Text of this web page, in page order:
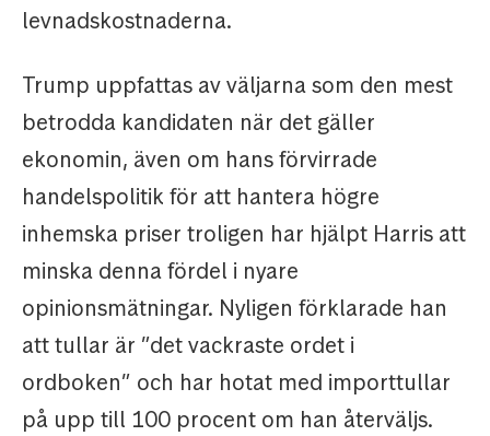
levnadskostnaderna.
Trump uppfattas av väljarna som den mest
betrodda kandidaten när det gäller
ekonomin, även om hans förvirrade
handelspolitik för att hantera högre
inhemska priser troligen har hjälpt Harris att
minska denna fördel i nyare
opinionsmätningar. Nyligen förklarade han
att tullar är ”det vackraste ordet i
ordboken” och har hotat med importtullar
på upp till 100 procent om han återväljs.